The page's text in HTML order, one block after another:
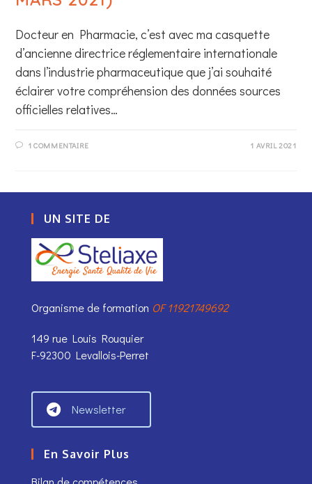
Docteur en Pharmacie, c’est avec ma casquette
d’ancienne directrice réglementaire internationale
dans l’industrie pharmaceutique que j’ai souhaité
éclairer votre compréhension des données sources
officielles relatives…
1 COMMENTAIRE 1 AVRIL 2021
UN SITE DE
Organisme de formation OF 11921749692
149 rue Louis Rouquier
F-92300 Levallois-Perret
Newsletter
En Savoir Plus